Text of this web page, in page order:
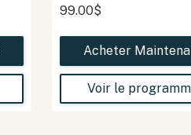
99.00$
Acheter
Voir le